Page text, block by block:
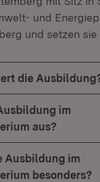
und
und setzen sie
die
im
aus?
Ausbildung im
besonders?